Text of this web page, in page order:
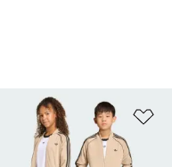
på önskelistan